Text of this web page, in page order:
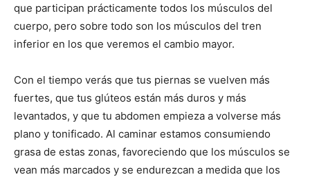
que participan prácticamente todos los músculos del
cuerpo, pero sobre todo son los músculos del tren
inferior en los que veremos el cambio mayor.
Con el tiempo verás que tus piernas se vuelven más
fuertes, que tus glúteos están más duros y más
levantados, y que tu abdomen empieza a volverse más
plano y tonificado. Al caminar estamos consumiendo
grasa de estas zonas, favoreciendo que los músculos se
vean más marcados y se endurezcan a medida que los